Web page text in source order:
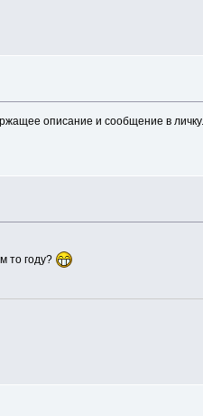
описание и сообщение в личку.
то году?